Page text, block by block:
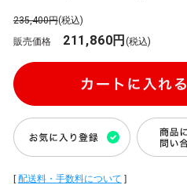
235,400円(税込)
販売価格
211,860円(税込)
[配送料・手数料について ]